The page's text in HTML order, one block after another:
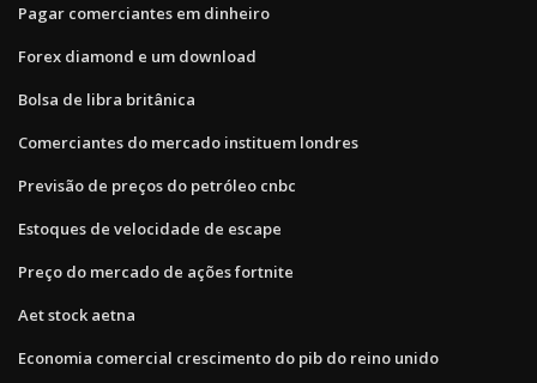
Pagar comerciantes em dinheiro
Forex diamond e um download
Bolsa de libra britânica
Comerciantes do mercado instituem londres
Previsão de preços do petróleo cnbc
Estoques de velocidade de escape
Preço do mercado de ações fortnite
Aet stock aetna
Economia comercial crescimento do pib do reino unido